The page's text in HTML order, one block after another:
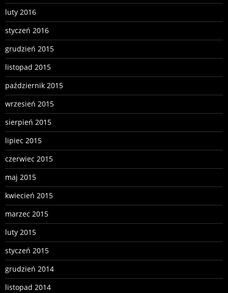
luty 2016
styczeń 2016
grudzień 2015
listopad 2015
październik 2015
wrzesień 2015
sierpień 2015
lipiec 2015
czerwiec 2015
maj 2015
kwiecień 2015
marzec 2015
luty 2015
styczeń 2015
grudzień 2014
listopad 2014